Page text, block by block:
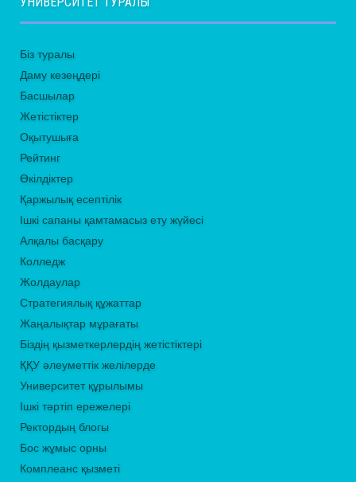
Біз туралы
Даму кезеңдері
Басшылар
Жетістіктер
Оқытушыға
Рейтинг
Өкілдіктер
Қаржылық есептілік
Ішкі сапаны қамтамасыз ету жүйесі
Алқалы басқару
Колледж
Жолдаулар
Стратегиялық құжаттар
Жаңалықтар мұрағаты
Біздің қызметкерлердің жетістіктері
ҚҚУ әлеуметтік желілерде
Университет құрылымы
Ішкі тәртіп ережелері
Ректордың блогы
Бос жұмыс орны
Комплеанс қызметі